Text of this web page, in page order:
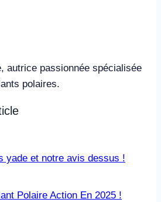
autrice passionnée spécialisée
polaires.
yade et notre avis dessus !
Polaire Action En 2025 !